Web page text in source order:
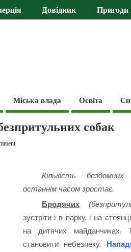
Довідник Пригоди
Міська влада Освіта
собак
Кількість
останнім часом зростає.
Бродячих
зустріти і в парку, і на
на дитячих майданчиках.
становити небезпеку.